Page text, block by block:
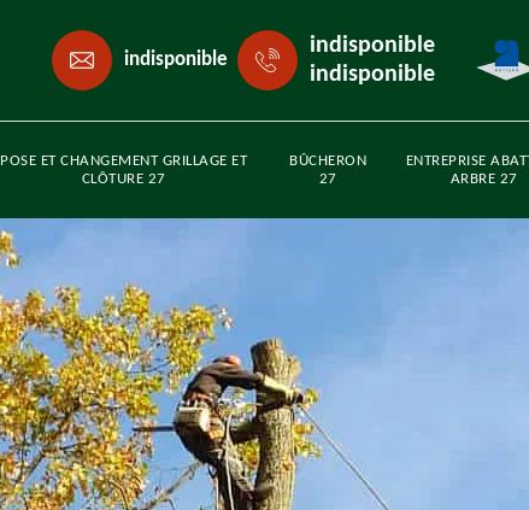
indisponible
indisponible
indisponible
POSE ET CHANGEMENT GRILLAGE ET
CLÔTURE 27
BÛCHERON
27
ENTREPRISE
ARBRE 27